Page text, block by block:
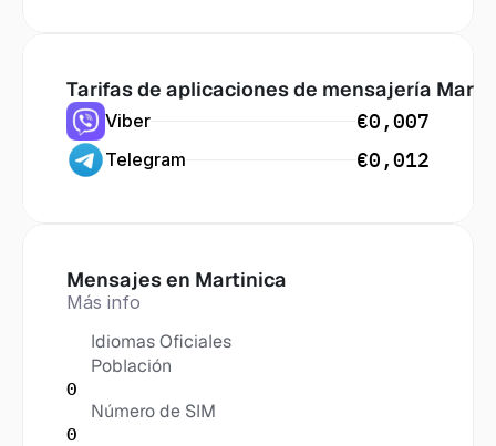
Tarifas de aplicaciones de mensajería
Viber €0,007
Telegram €0,012
Mensajes en Martinica
Más info
Idiomas Oficiales
Población
0
Número de SIM
0